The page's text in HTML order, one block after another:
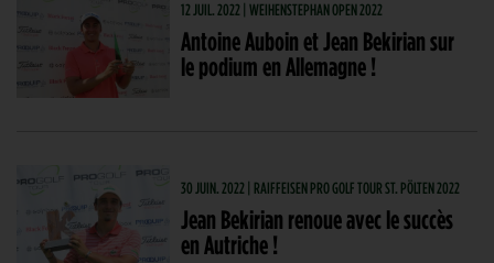
12 JUIL. 2022 | WEIHENSTEPHAN OPEN 2022
Antoine Auboin et Jean Bekirian sur
le podium en Allemagne !
30 JUIN. 2022 | RAIFFEISEN PRO GOLF TOUR ST. PÖLTEN 2022
Jean Bekirian renoue avec le succès
en Autriche !